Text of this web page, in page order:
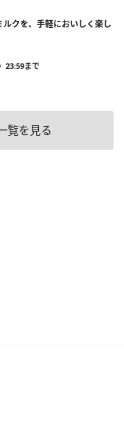
ルクを、手軽においしく楽し
23:59まで
覧を見る